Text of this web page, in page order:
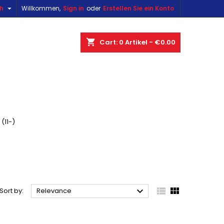
Willkommen, Sign in oder Erstellen Sie ein Konto

shopping_cart Cart: 0 Artikel - €0.00
)
Sort by: Relevance   